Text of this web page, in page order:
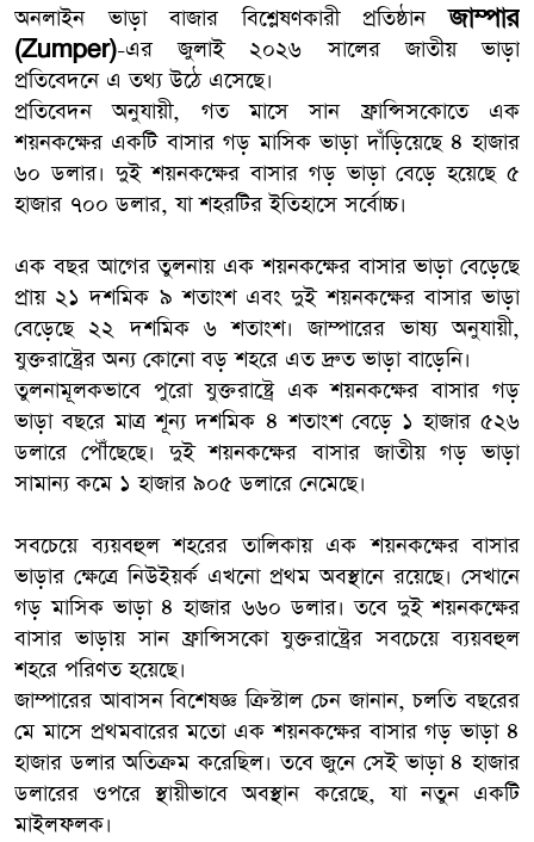
অনলাইন ভাড়া বাজার বিশ্লেষণকারী প্রতিষ্ঠানজাম্পার
(Zumper)-এর জুলাই ২০২৬ সালের জাতীয় ভাড়া
প্রতিবেদনে এ তথ্য উঠে এসেছে।
প্রতিবেদন অনুযায়ী, গত মাসে সান ফ্রান্সিসকোতে এক
শয়নকক্ষের একটি বাসার গড় মাসিক ভাড়া দাঁড়িয়েছে ৪ হাজার
৬০ ডলার। দুই শয়নকক্ষের বাসার গড় ভাড়া বেড়ে হয়েছে ৫
হাজার ৭০০ ডলার, যা শহরটির ইতিহাসে সর্বোচ্চ।
এক বছর আগের তুলনায় এক শয়নকক্ষের বাসার ভাড়া বেড়েছে
প্রায় ২১ দশমিক ৯ শতাংশ এবং দুই শয়নকক্ষের বাসার ভাড়া
বেড়েছে ২২ দশমিক ৬ শতাংশ। জাম্পারের ভাষ্য অনুযায়ী,
যুক্তরাষ্ট্রের অন্য কোনো বড় শহরে এত দ্রুত ভাড়া বাড়েনি।
তুলনামূলকভাবে পুরো যুক্তরাষ্ট্রে এক শয়নকক্ষের বাসার গড়
ভাড়া বছরে মাত্র শূন্য দশমিক ৪ শতাংশ বেড়ে ১ হাজার ৫২৬
ডলারে পৌঁছেছে। দুই শয়নকক্ষের বাসার জাতীয় গড় ভাড়া
সামান্য কমে ১ হাজার ৯০৫ ডলারে নেমেছে।
সবচেয়ে ব্যয়বহুল শহরের তালিকায় এক শয়নকক্ষের বাসার
ভাড়ার ক্ষেত্রে নিউইয়র্ক এখনো প্রথম অবস্থানে রয়েছে। সেখানে
গড় মাসিক ভাড়া ৪ হাজার ৬৬০ ডলার। তবে দুই শয়নকক্ষের
বাসার ভাড়ায় সান ফ্রান্সিসকো যুক্তরাষ্ট্রের সবচেয়ে ব্যয়বহুল
শহরে পরিণত হয়েছে।
জাম্পারের আবাসন বিশেষজ্ঞ ক্রিস্টাল চেন জানান, চলতি বছরের
মে মাসে প্রথমবারের মতো এক শয়নকক্ষের বাসার গড় ভাড়া ৪
হাজার ডলার অতিক্রম করেছিল। তবে জুনে সেই ভাড়া ৪ হাজার
ডলারের ওপরে স্থায়ীভাবে অবস্থান করেছে, যা নতুন একটি
মাইলফলক।